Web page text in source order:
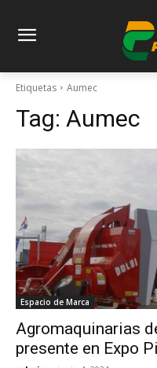
Etiquetas Aumec
Tag: Aumec
Espacio de Marca
Agromaquinarias
presente en Expo